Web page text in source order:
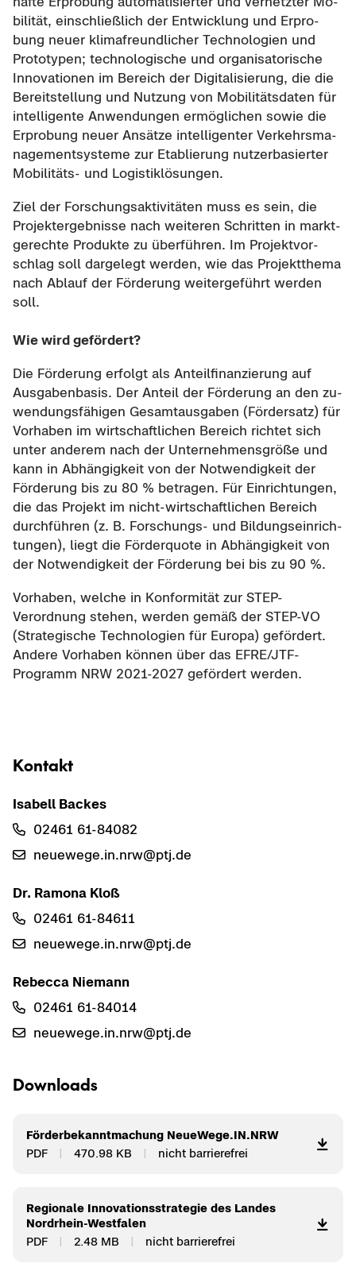
bi­li­tät, ein­schließ­lich der Ent­wick­lung und Er­pro­
bung neuer kli­ma­freund­li­cher Tech­no­lo­gien und
Pro­to­ty­pen; tech­no­lo­gi­sche und or­ga­ni­sa­to­ri­sche
In­no­va­tio­nen im Be­reich der Di­gi­ta­li­sie­rung, die die
Be­reit­stel­lung und Nut­zung von Mo­bi­li­täts­da­ten für
in­tel­li­gen­te An­wen­dun­gen er­mög­li­chen sowie die
Er­pro­bung neuer An­sät­ze in­tel­li­gen­ter Ver­kehrs­ma­
nage­ment­sys­te­me zur Eta­blie­rung nut­zer­ba­sier­ter
Mobilitäts-​ und Lo­gis­tik­lö­sun­gen.
Ziel der For­schungs­ak­ti­vi­tä­ten muss es sein, die
Pro­jekt­er­geb­nis­se nach wei­te­ren Schrit­ten in markt­
ge­rech­te Pro­duk­te zu über­füh­ren. Im Pro­jekt­vor­
schlag soll dar­ge­legt wer­den, wie das Pro­jekt­the­ma
nach Ab­lauf der För­de­rung wei­ter­ge­führt wer­den
soll.
Wie wird ge­för­dert?
Die För­de­rung er­folgt als An­teil­fi­nan­zie­rung auf
Aus­ga­ben­ba­sis. Der An­teil der För­de­rung an den zu­
wen­dungs­fä­hi­gen Ge­samt­aus­ga­ben (För­der­satz) für
Vor­ha­ben im wirt­schaft­li­chen Be­reich rich­tet sich
unter an­de­rem nach der Un­ter­neh­mens­grö­ße und
kann in Ab­hän­gig­keit von der Not­wen­dig­keit der
För­de­rung bis zu 80 % be­tra­gen. Für Ein­rich­tun­gen,
die das Pro­jekt im nicht-​wirtschaftlichen Be­reich
durch­füh­ren (z. B. Forschungs-​ und Bil­dungs­ein­rich­
tun­gen), liegt die För­der­quo­te in Ab­hän­gig­keit von
der Not­wen­dig­keit der För­de­rung bei bis zu 90 %.
Vor­ha­ben, wel­che in Kon­for­mi­tät zur STEP-​
Verordnung ste­hen, wer­den gemäß der STEP-​VO
(Stra­te­gi­sche Tech­no­lo­gien für Eu­ro­pa) ge­för­dert.
An­de­re Vor­ha­ben kön­nen über das EFRE/JTF-​
Programm NRW 2021-​2027 ge­för­dert wer­den.
Kon­takt
Isa­bell Ba­ckes
02461 61-​84082
neu­e­we­ge.in.nrw@ptj.de
Dr. Ra­mo­na Kloß
02461 61-​84611
neu­e­we­ge.in.nrw@ptj.de
Re­bec­ca Nie­mann
02461 61-​84014
neu­e­we­ge.in.nrw@ptj.de
Down­loads
För­der­be­kannt­ma­chung Neu­e­We­ge.IN.NRW
PDF
470.98 KB nicht bar­rie­re­frei
Re­gio­na­le In­no­va­ti­ons­stra­te­gie des Lan­des
Nordrhein-​Westfalen
PDF
2.48 MB nicht bar­rie­re­frei